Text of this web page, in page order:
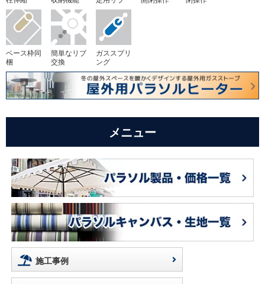
ベース枠同
梱
簡単なリブ
交換
ガススプリ
ング
メニュー
施工事例